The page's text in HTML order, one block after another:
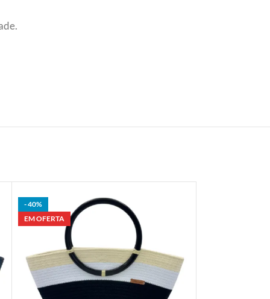
- 40%
EM OFERTA